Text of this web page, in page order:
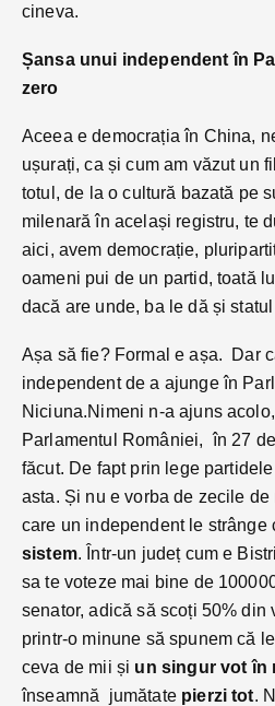
cineva.
Șansa unui independent în
zero
Aceea e democrația în China,
ușurați, ca și cum am văzut un
totul, de la o cultură bazată pe
milenară în același registru, te
aici, avem democrație,
oameni pui de un partid, toată
dacă are unde, ba le dă și
Așa să fie? Formal e așa. Dar
independent de a ajunge în
Niciuna.Nimeni n-a ajuns
Parlamentul României, în 27
făcut. De fapt prin lege
asta. Și nu e vorba de zecile
care un independent le strânge
sistem. Într-un județ cum e
sa te voteze mai bine de
senator, adică să scoți 50% din
printr-o minune să spunem că
ceva de mii și un singur vot în
înseamnă jumătate pierzi tot.